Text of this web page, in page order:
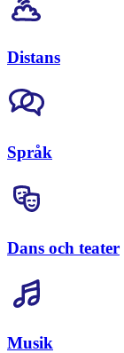
Distans
Språk
Dans och teater
Musik